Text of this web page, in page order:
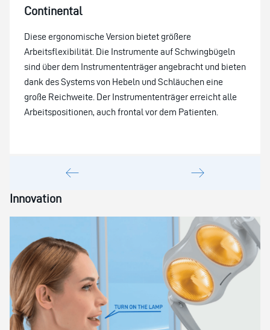
Continental
Diese ergonomische Version bietet größere
Arbeitsflexibilität. Die Instrumente auf Schwingbügeln
sind über dem Instrumententräger angebracht und bieten
dank des Systems von Hebeln und Schläuchen eine
große Reichweite. Der Instrumententräger erreicht alle
Arbeitspositionen, auch frontal vor dem Patienten.
Innovation